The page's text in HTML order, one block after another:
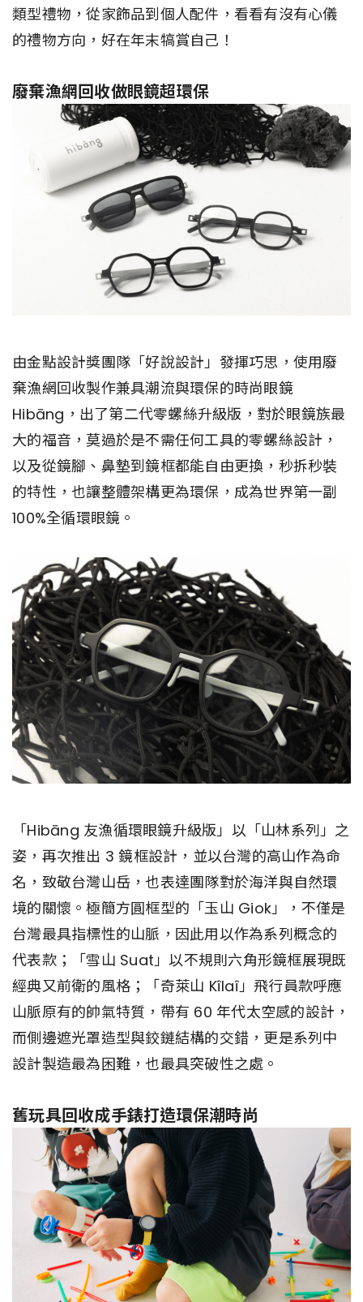
類型禮物，從家飾品到個人配件，看看有沒有心儀
的禮物方向，好在年末犒賞自己！
廢棄漁網回收做眼鏡超環保
由金點設計獎團隊「好說設計」發揮巧思，使用廢
棄漁網回收製作兼具潮流與環保的時尚眼鏡
Hibāng，出了第二代零螺絲升級版，對於眼鏡族最
大的福音，莫過於是不需任何工具的零螺絲設計，
以及從鏡腳、鼻墊到鏡框都能自由更換，秒拆秒裝
的特性，也讓整體架構更為環保，成為世界第一副
100%全循環眼鏡。
「Hibāng 友漁循環眼鏡升級版」以「山林系列」之
姿，再次推出 3 鏡框設計，並以台灣的高山作為命
名，致敬台灣山岳，也表達團隊對於海洋與自然環
境的關懷。極簡方圓框型的「玉山 Giok」，不僅是
台灣最具指標性的山脈，因此用以作為系列概念的
代表款；「雪山 Suat」以不規則六角形鏡框展現既
經典又前衛的風格；「奇萊山 Kîlaî」飛行員款呼應
山脈原有的帥氣特質，帶有 60 年代太空感的設計，
而側邊遮光罩造型與鉸鏈結構的交錯，更是系列中
設計製造最為困難，也最具突破性之處。
舊玩具回收成手錶打造環保潮時尚